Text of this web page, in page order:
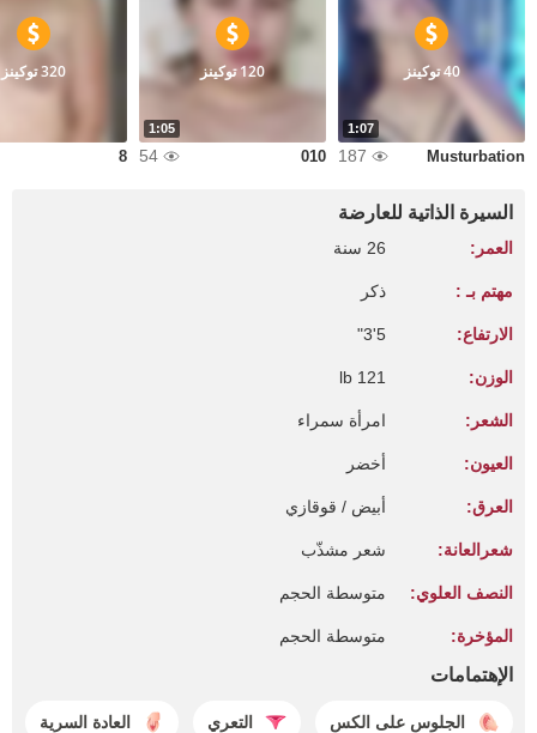
1:07
40 توكينز
Musturbation
187
1:05
120 توكينز
010
54
320 توكينز
8
السيرة الذاتية للعارضة
العمر: 26 سنة
مهتم بـ : ذكر
الارتفاع: 5'3"
الوزن: 121 lb
الشعر: امرأة سمراء
العيون: أخضر
العرق: أبيض / قوقازي
شعرالعانة: شعر مشذّب
النصف العلوي: متوسطة الحجم
المؤخرة: متوسطة الحجم
الإهتمامات
الجلوس على الكس التعري العادة السرية